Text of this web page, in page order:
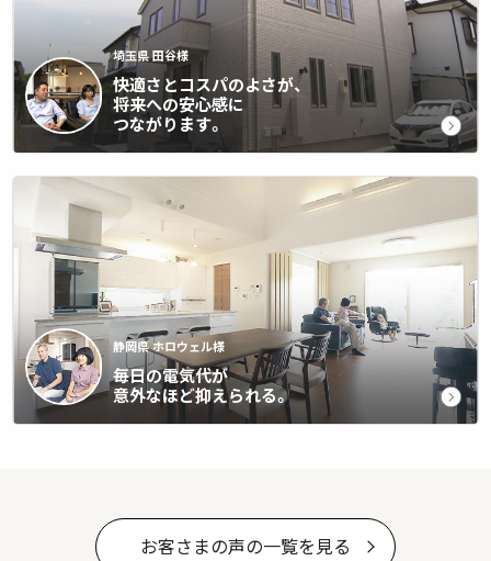
埼玉県 田谷様
快適さとコスパのよさが、
将来への安心感に
つながります。
静岡県 ホロウェル様
毎日の電気代が
意外なほど抑えられる。
お客さまの声の一覧を見る